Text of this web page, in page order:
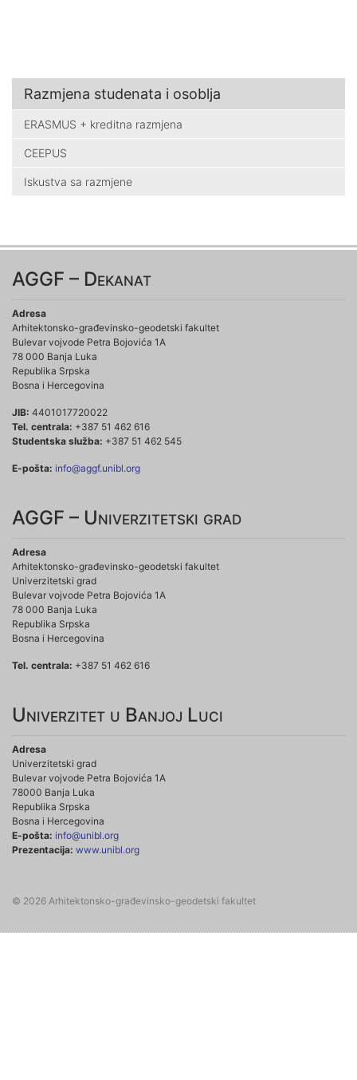
Razmjena studenata i osoblja
ERASMUS + kreditna razmjena
CEEPUS
Iskustva sa razmjene
AGGF – Dekanat
Adresa
Arhitektonsko-građevinsko-geodetski fakultet
Bulevar vojvode Petra Bojovića 1A
78 000 Banja Luka
Republika Srpska
Bosna i Hercegovina
JIB: 4401017720022
Tel. centrala: +387 51 462 616
Studentska služba: +387 51 462 545
E-pošta: info@aggf.unibl.org
AGGF – Univerzitetski grad
Adresa
Arhitektonsko-građevinsko-geodetski fakultet
Univerzitetski grad
Bulevar vojvode Petra Bojovića 1A
78 000 Banja Luka
Republika Srpska
Bosna i Hercegovina
Tel. centrala: +387 51 462 616
Univerzitet u Banjoj Luci
Adresa
Univerzitetski grad
Bulevar vojvode Petra Bojovića 1A
78000 Banja Luka
Republika Srpska
Bosna i Hercegovina
E-pošta: info@unibl.org
Prezentacija: www.unibl.org
© 2026 Arhitektonsko-građevinsko-geodetski fakultet